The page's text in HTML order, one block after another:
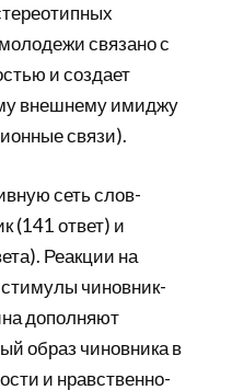
связано с
и создает
внешнему имиджу
связи).
сеть слов-
(141 ответ) и
Реакции на
чиновник-
дополняют
образ чиновника в
и нравственно-